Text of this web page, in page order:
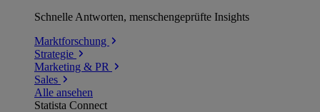
Schnelle Antworten, menschengeprüfte Insights
Marktforschung
Strategie
Marketing & PR
Sales
Alle ansehen
Statista Connect